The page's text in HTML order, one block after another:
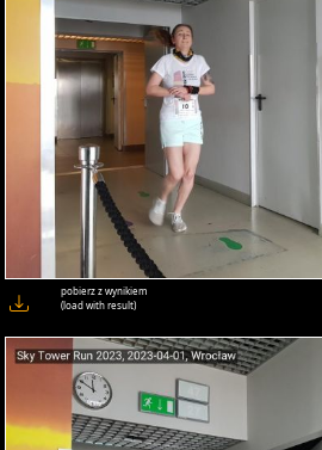
pobierz z wynikiem
(load with result)